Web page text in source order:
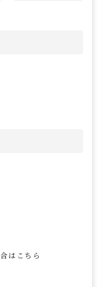
はこちら